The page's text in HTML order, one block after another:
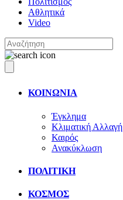
Αθλητικά
Video
ΚΟΙΝΩΝΙΑ
Έγκλημα
Κλιματική Αλλαγή
Καιρός
Ανακύκλωση
ΠΟΛΙΤΙΚΗ
ΚΟΣΜΟΣ